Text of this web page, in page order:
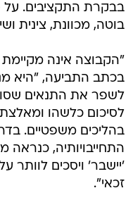
בבקרת התקציבים. על
בוטה, מכוונת, צינית
"הקבוצה אינה מקיימת
בכתב התביעה, "היא
לשפר את התנאים
לסיכום כלשהו
בהליכים משפטיים.
התחייבויותיה,
'יישבר' ויסכים לוותר
זכאי".